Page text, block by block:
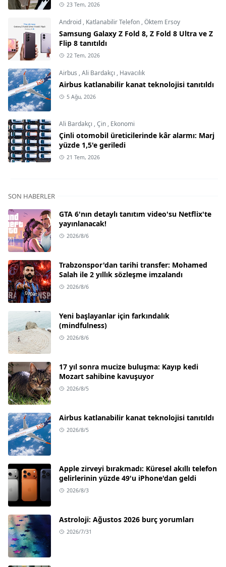
23 Tem, 2026
Android , Katlanabilir Telefon ,Öktem Ersoy
Samsung Galaxy Z Fold 8, Z Fold 8 Ultra ve Z
Flip 8 tanıtıldı
22 Tem, 2026
Airbus ,Ali Bardakçı , Havacılık
Airbus katlanabilir kanat teknolojisi tanıtıldı
5 Ağu, 2026
Ali Bardakçı ,Çin , Ekonomi
Çinli otomobil üreticilerinde kâr alarmı: Marj
yüzde 1,5'e geriledi
21 Tem, 2026
SON HABERLER
GTA 6'nın detaylı tanıtım video'su Netflix'te
yayınlanacak!
2026/8/6
Trabzonspor'dan tarihi transfer: Mohamed
Salah ile 2 yıllık sözleşme imzalandı
2026/8/6
Yeni başlayanlar için farkındalık
(mindfulness)
2026/8/6
17 yıl sonra mucize buluşma: Kayıp kedi
Mozart sahibine kavuşuyor
2026/8/5
Airbus katlanabilir kanat teknolojisi tanıtıldı
2026/8/5
Apple zirveyi bırakmadı: Küresel akıllı telefon
gelirlerinin yüzde 49'u iPhone'dan geldi
2026/8/3
Astroloji: Ağustos 2026 burç yorumları
2026/7/31